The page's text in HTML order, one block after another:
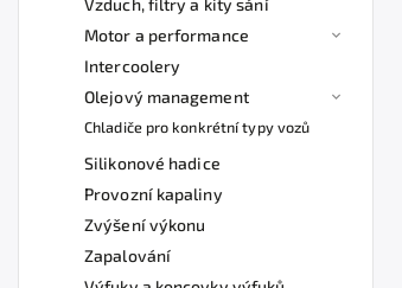
Vzduch, filtry a kity sání
Motor a performance
Intercoolery
Olejový management
Chladiče pro konkrétní typy vozů
Silikonové hadice
Provozní kapaliny
Zvýšení výkonu
Zapalování